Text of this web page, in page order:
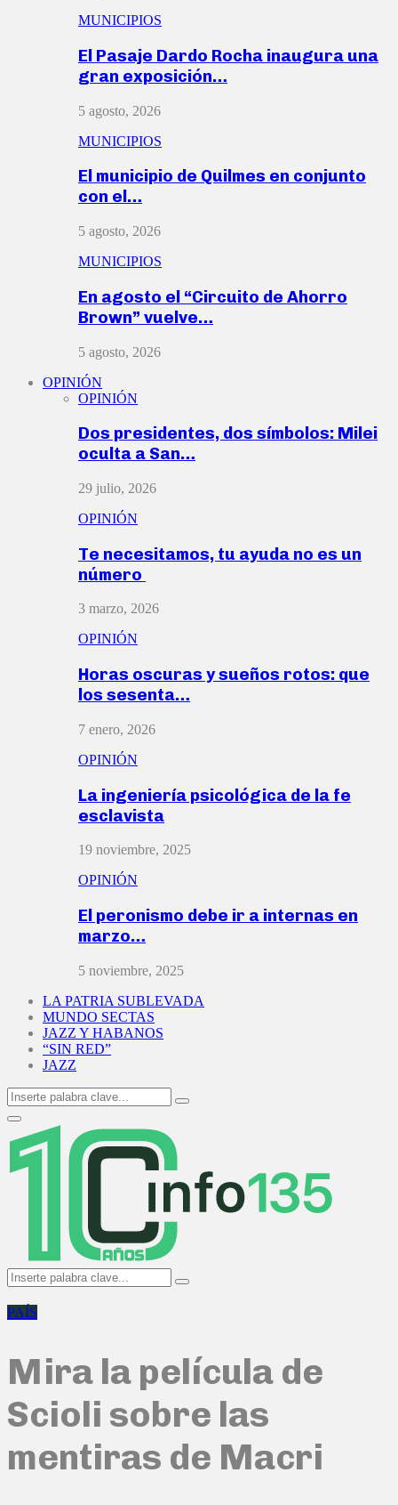
MUNICIPIOS
El Pasaje Dardo Rocha inaugura una
gran exposición…
5 agosto, 2026
MUNICIPIOS
El municipio de Quilmes en conjunto
con el…
5 agosto, 2026
MUNICIPIOS
En agosto el “Circuito de Ahorro
Brown” vuelve…
5 agosto, 2026
OPINIÓN
OPINIÓN
Dos presidentes, dos símbolos: Milei
oculta a San…
29 julio, 2026
OPINIÓN
Te necesitamos, tu ayuda no es un
número
3 marzo, 2026
OPINIÓN
Horas oscuras y sueños rotos: que
los sesenta…
7 enero, 2026
OPINIÓN
La ingeniería psicológica de la fe
esclavista
19 noviembre, 2025
OPINIÓN
El peronismo debe ir a internas en
marzo…
5 noviembre, 2025
LA PATRIA SUBLEVADA
MUNDO SECTAS
JAZZ Y HABANOS
“SIN RED”
JAZZ
Search
for:
Search
Primary
Menu
Search
for:
Search
PAÍS
Mira la película de
Scioli sobre las
mentiras de Macri